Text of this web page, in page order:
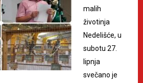
malih
životinja
Nedelišće, u
subotu 27.
lipnja
svečano je